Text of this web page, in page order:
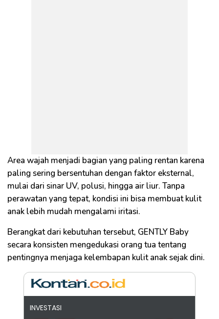
Area wajah menjadi bagian yang paling rentan karena
paling sering bersentuhan dengan faktor eksternal,
mulai dari sinar UV, polusi, hingga air liur. Tanpa
perawatan yang tepat, kondisi ini bisa membuat kulit
anak lebih mudah mengalami iritasi.
Berangkat dari kebutuhan tersebut, GENTLY Baby
secara konsisten mengedukasi orang tua tentang
pentingnya menjaga kelembapan kulit anak sejak dini.
INVESTASI